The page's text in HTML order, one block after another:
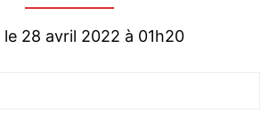
le 28 avril 2022 à 01h20